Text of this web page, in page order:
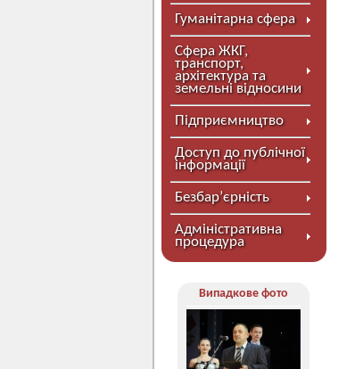
Гуманітарна сфера
Сфера ЖКГ,
транспорт,
архітектура та
земельні відносини
Підприємництво
Доступ до публічної
інформації
Безбар’єрність
Адміністративна
процедура
Випадкове фото